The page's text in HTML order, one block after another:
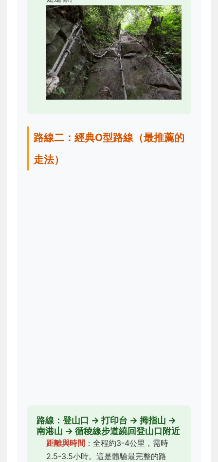
路線二：經典O型路線（最推薦的
走法）
路線：登山口 → 打印台 → 拇指山 →
南港山 → 循稜線步道繞回登山口附近
距離與時間 ：全程約3-4公里，需時
2.5-3.5小時。這是體驗最完整的路